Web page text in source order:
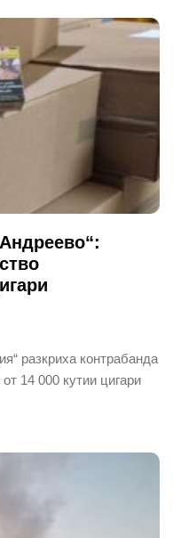
разкриха контрабанда
14 000 кутии цигари